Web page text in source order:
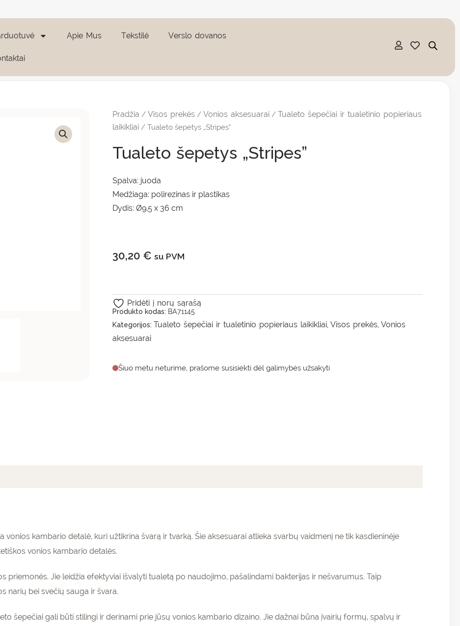
Apie Mus Tekstilė Verslo dovanos
Pradžia /Visos prekės /Vonios aksesuarai /Tualeto šepečiai ir tualetinio popieriaus
laikikliai / Tualeto šepetys „Stripes”
Tualeto šepetys „Stripes”
Spalva: juoda
Medžiaga: polirezinas ir plastikas
Dydis: Ø9,5 x 36 cm
30,20 € su PVM
Produkto kodas: BA71145
Kategorijos: Tualeto šepečiai ir tualetinio popieriaus laikikliai,Visos prekės,Vonios
aksesuarai
Šiuo metu neturime, prašome susisiekti dėl galimybės užsakyti
Pridėti į norų sąrašą
vonios kambario detalė, kuri užtikrina švarą ir tvarką. Šie aksesuarai atlieka svarbų vaidmenį ne tik kasdieninėje
vonios kambario detalės.
priemonės. Jie leidžia efektyviai išvalyti tualetą po naudojimo, pašalindami bakterijas ir nešvarumus. Taip
narių bei svečių sauga ir švara.
šepečiai gali būti stilingi ir derinami prie jūsų vonios kambario dizaino. Jie dažnai būna įvairių formų, spalvų ir